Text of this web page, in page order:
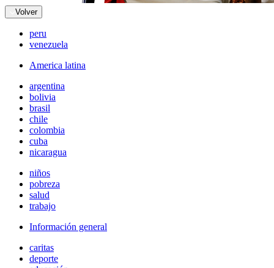
Volver
peru
venezuela
America latina
argentina
bolivia
brasil
chile
colombia
cuba
nicaragua
niños
pobreza
salud
trabajo
Información general
caritas
deporte